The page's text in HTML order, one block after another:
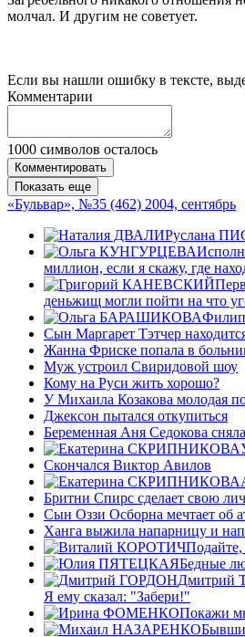
молчал. И другим не советует.
Если вы нашли ошибку в тексте,
Комментарии
1000 символов осталось
Комментировать
Показать еще
«Бульвар», №35 (462) 2004, сентябрь
Руслана
миллион, если я скажу, где
деньжищ могли пойти на что
Сын Маргарет Тэтчер
Жанна Фриске попала в
Муж устроил Свиридовой шоу
Кому на Руси жить хорошо?
У Михаила Козакова молодая
Джексон пытался откупиться
Беременная Аня Седокова
Скончался Виктор Авилов
Бритни Спирс сделает свою
Сын Оззи Осборна мечтает об
Ханга выжила напарницу и
Подайте,
Бедные
Дмитрий
Я ему сказал: "Забери!"
Покажи